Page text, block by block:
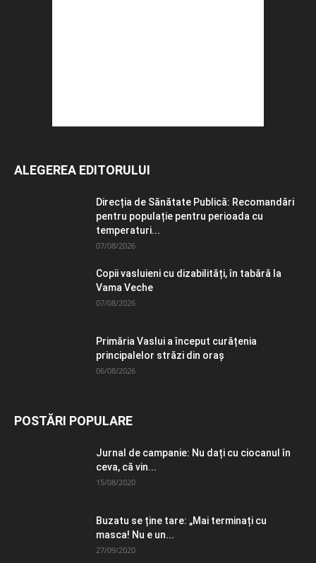
ALEGEREA EDITORULUI
Direcția de Sănătate Publică: Recomandări
pentru populație pentru perioada cu
temperaturi...
07/08/2026
Copii vasluieni cu dizabilități, în tabără la
Vama Veche
07/08/2026
Primăria Vaslui a început curățenia
principalelor străzi din oraș
06/08/2026
POSTĂRI POPULARE
Jurnal de campanie: Nu dați cu ciocanul în
ceva, că vin...
15/08/2020
Buzatu se ține tare: „Mai terminați cu
masca! Nu e un...
27/09/2020